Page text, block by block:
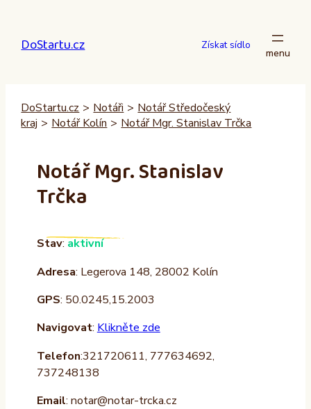
obsah
DoStartu.cz Získat sídlo
DoStartu.cz > Notáři > Notář Středočeský
kraj > Notář Kolín > Notář Mgr. Stanislav Trčka
Notář Mgr. Stanislav
Trčka
Stav: aktivní
Adresa: Legerova 148, 28002 Kolín
GPS: 50.0245,15.2003
Navigovat: Klikněte zde
Telefon:321720611, 777634692,
737248138
Email: notar@notar-trcka.cz